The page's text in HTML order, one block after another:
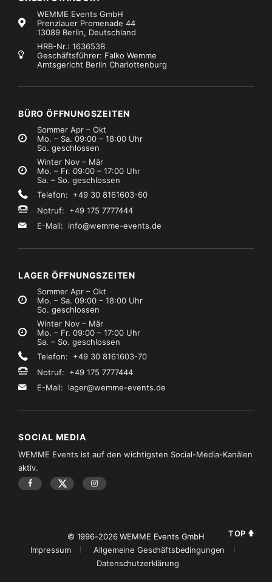
Verkaufspreis
MwSt.)
VERKAUFSARTIKEL
Klebebänder
€6,99
WEMME Events GmbH
Prenzlauer Promenade 44
13089 Berlin, Deutschland
HRB-Nr.: 163653B
Geschäftsführer: Falko Wemme
Amtsgericht Berlin Charlottenburg
BÜRO ÖFFNUNGSZEITEN
Sommer Apr – Okt
Mo. – Sa. 09:00 – 18:00 Uhr
So. geschlossen
Winter Nov – Mär
Mo. – Fr. 09:00 – 17:00 Uhr
Sa. – So. geschlossen
Telefon: +49 30 8161603-60
Notruf: +49 175 7777444
E-Mail: info@wemme-events.de
LAGER ÖFFNUNGSZEITEN
Sommer Apr – Okt
Mo. – Sa. 09:00 – 18:00 Uhr
So. geschlossen
Winter Nov – Mär
Mo. – Fr. 09:00 – 17:00 Uhr
Sa. – So. geschlossen
Telefon: +49 30 8161603-70
Notruf: +49 175 7777444
E-Mail: lager@wemme-events.de
SOCIAL MEDIA
WEMME Events ist auf den wichtigsten Social-Media-Kanälen
aktiv.
© 1996-2026 WEMME Events GmbH
Impressum
Allgemeine Geschäftsbedingungen
Datenschutzerklärung
TOP